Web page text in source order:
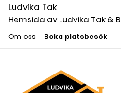
Ludvika Tak
Hemsida av Ludvika Tak &
Om oss Boka platsbesök